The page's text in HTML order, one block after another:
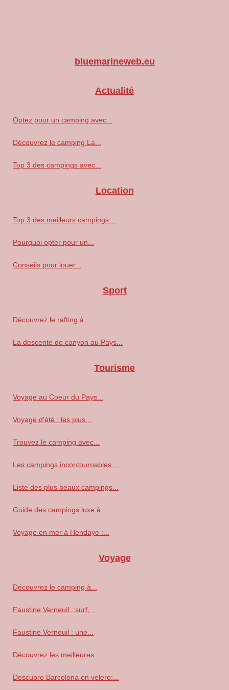
bluemarineweb.eu
Actualité
Optez pour un camping avec...
Découvrez le camping La...
Top 3 des campings avec...
Location
Top 3 des meilleurs campings...
Pourquoi opter pour un...
Conseils pour louer...
Sport
Découvrez le rafting à...
La descente de canyon au Pays...
Tourisme
Voyage au Coeur du Pays...
Voyage d'été : les plus...
Trouvez le camping avec...
Les campings incontournables...
Liste des plus beaux campings...
Guide des campings luxe à...
Voyage en mer à Hendaye :...
Voyage
Découvrez le camping à...
Faustine Verneuil : surf,...
Faustine Verneuil : une...
Découvrez les meilleures...
Descubre Barcelona en velero:...